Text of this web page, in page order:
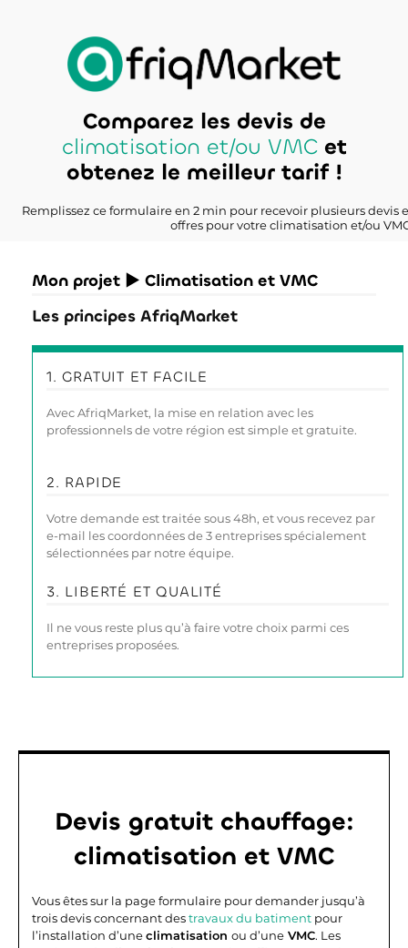
Comparez les devis de
climatisation et/ou VMCet
obtenez le meilleur tarif !
Remplissez ce formulaire en 2 min pour recevoir plusieurs devis
offres pour votre climatisation et/ou
Mon projet ► Climatisation et VMC
Les principes AfriqMarket
1. GRATUIT ET FACILE
Avec AfriqMarket, la mise en relation avec les
professionnels de votre région est simple et gratuite.
2. RAPIDE
Votre demande est traitée sous 48h, et vous recevez par
e-mail les coordonnées de 3 entreprises spécialement
sélectionnées par notre équipe.
3. LIBERTÉ ET QUALITÉ
Il ne vous reste plus qu’à faire votre choix parmi ces
entreprises proposées.
Devis gratuit chauffage:
climatisation et VMC
Vous êtes sur la page formulaire pour demander jusqu’à
trois devis concernant destravaux du batiment pour
l’installation d’uneclimatisation ou d’une VMC. Les